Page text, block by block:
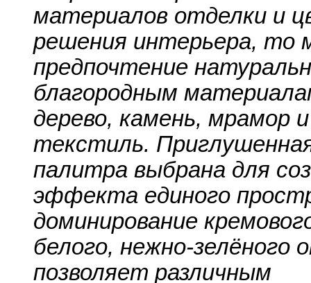
материалов отделки и
решения интерьера, то
предпочтение
благородным
дерево, камень, мрамор
текстиль.
палитра выбрана для
эффекта единого
доминирование
белого, нежно-зелёного
позволяет различным